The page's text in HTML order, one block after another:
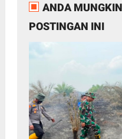
ANDA
POSTINGAN INI